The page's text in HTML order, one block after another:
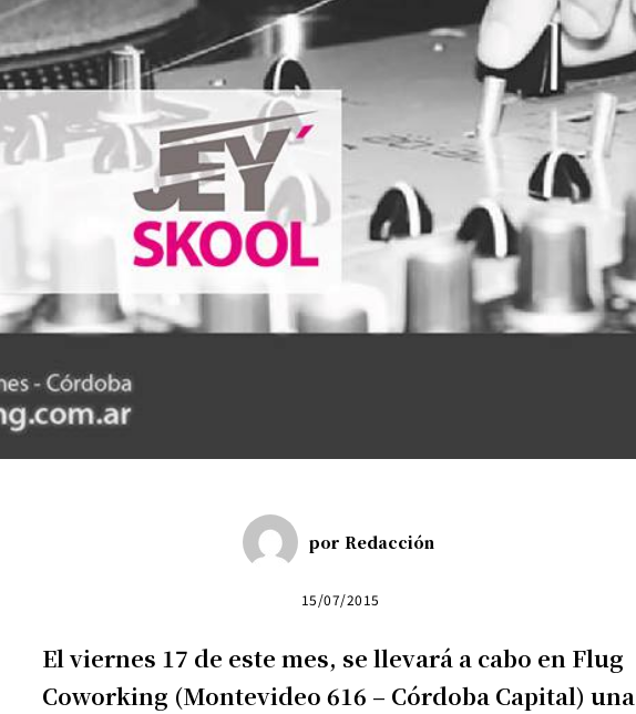
por Redacción
15/07/2015
El viernes 17 de este mes, se llevará a cabo en Flug
Coworking (Montevideo 616 – Córdoba Capital) una